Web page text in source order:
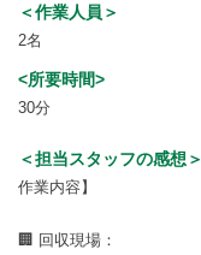
＜作業人員＞
2名
<所要時間>
30分
＜担当スタッフの感想＞
作業内容】
🏢 回収現場：